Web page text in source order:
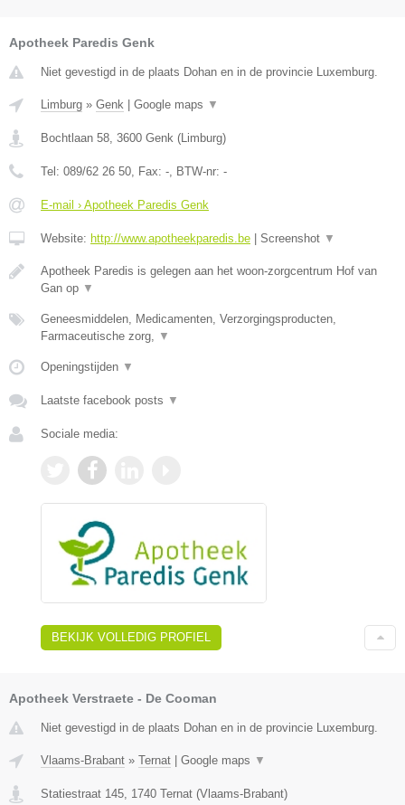
Apotheek Paredis Genk
Niet gevestigd in de plaats Dohan en in de provincie Luxemburg.
Limburg » Genk | Google maps ▼
Bochtlaan 58 3600 Genk (Limburg)
Tel: 089/62 26 50 , Fax: - , BTW-nr: -
E-mail › Apotheek Paredis Genk
Website: http://www.apotheekparedis.be | Screenshot ▼
Apotheek Paredis is gelegen aan het woon-zorgcentrum Hof van
Gan op ▼
Geneesmiddelen, Medicamenten, Verzorgingsproducten,
Farmaceutische zorg,
▼
Openingstijden ▼
Laatste facebook posts ▼
Sociale media:
BEKIJK VOLLEDIG PROFIEL
Apotheek Verstraete - De Cooman
Niet gevestigd in de plaats Dohan en in de provincie Luxemburg.
Vlaams-Brabant » Ternat | Google maps ▼
Statiestraat 145 1740 Ternat (Vlaams-Brabant)